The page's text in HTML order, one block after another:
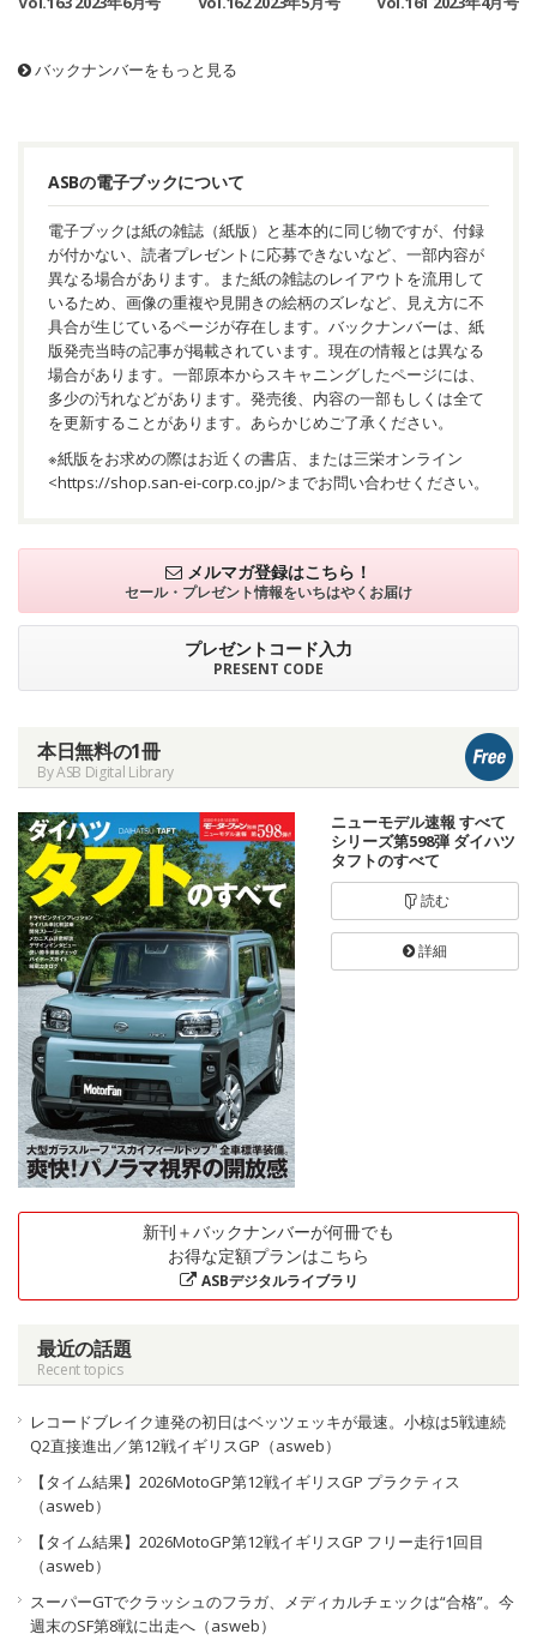
バックナンバーをもっと見る
ASBの電子ブックについて
電子ブックは紙の雑誌（紙版）と基本的に同じ物ですが、付録
が付かない、読者プレゼントに応募できないなど、一部内容が
異なる場合があります。また紙の雑誌のレイアウトを流用して
いるため、画像の重複や見開きの絵柄のズレなど、見え方に不
具合が生じているページが存在します。バックナンバーは、紙
版発売当時の記事が掲載されています。現在の情報とは異なる
場合があります。一部原本からスキャニングしたページには、
多少の汚れなどがあります。発売後、内容の一部もしくは全て
を更新することがあります。あらかじめご了承ください。
※紙版をお求めの際はお近くの書店、または三栄オンライン
<https://shop.san-ei-corp.co.jp/>までお問い合わせください。
メルマガ登録はこちら！
セール・プレゼント情報をいちはやくお届け
プレゼントコード入力
PRESENT CODE
本日無料の1冊
By ASB Digital Library
ニューモデル速報 すべて
シリーズ第598弾 ダイハツ
タフトのすべて
読む
詳細
新刊＋バックナンバーが何冊でも
お得な定額プランはこちら
ASBデジタルライブラリ
最近の話題
Recent topics
レコードブレイク連発の初日はベッツェッキが最速。小椋は5戦連続
Q2直接進出／第12戦イギリスGP（asweb）
【タイム結果】2026MotoGP第12戦イギリスGP プラクティス
（asweb）
【タイム結果】2026MotoGP第12戦イギリスGP フリー走行1回目
（asweb）
スーパーGTでクラッシュのフラガ、メディカルチェックは“合格”。今
週末のSF第8戦に出走へ（asweb）